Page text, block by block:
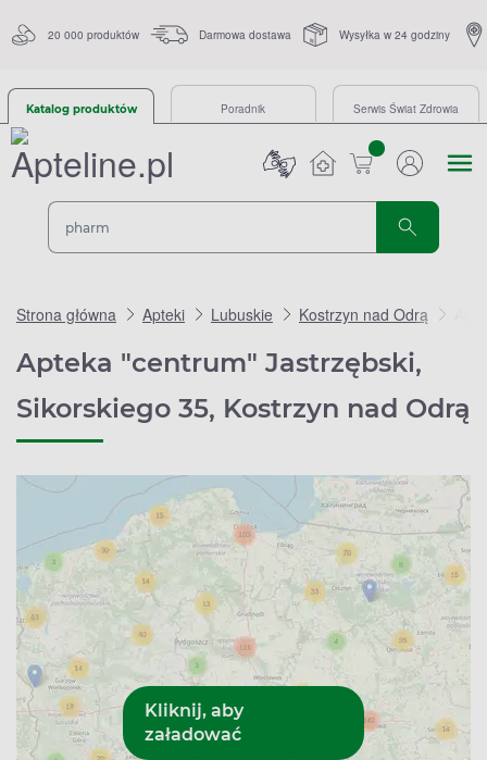
20 000 produktów Darmowa dostawa Wysyłka w 24 godziny
Katalog produktów Poradnik Serwis Świat Zdrowia
sztuk
Strona główna Apteki Lubuskie Kostrzyn nad Odrą
Apteka "centrum" Jastrzębski,
Sikorskiego 35, Kostrzyn nad Odrą